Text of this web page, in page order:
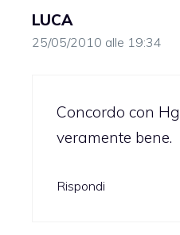
LUCA
25/05/2010 alle 19:34
Concordo con
veramente bene.
Rispondi